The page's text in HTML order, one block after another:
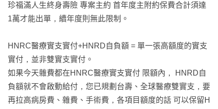
珍福滿人生終身壽險 專案主約 首年度主附約保費合計須達
1萬才能出單，續年度則無此限制。
HNRC醫療實支實付+HNRD自負額 = 單一張高額度的實支
實付，並非雙實支實付。
如果今天雜費都在HNRC醫療實支實付 限額內， HNRD自
負額就不會啟動給付，您已規劃台壽、全球醫療雙實支，要
再拉高病房費、雜費、手術費，各項目額度的話 可以保留H